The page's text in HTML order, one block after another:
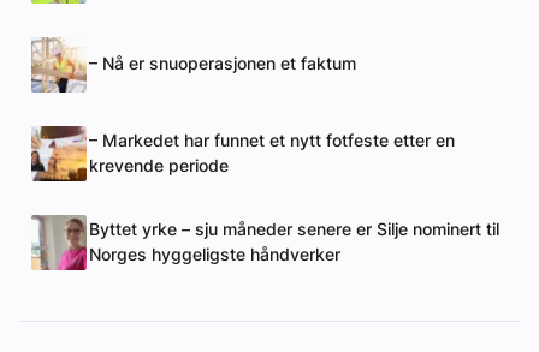
– Nå er snuoperasjonen et faktum
– Markedet har funnet et nytt fotfeste etter en
krevende periode
Byttet yrke – sju måneder senere er Silje nominert til
Norges hyggeligste håndverker